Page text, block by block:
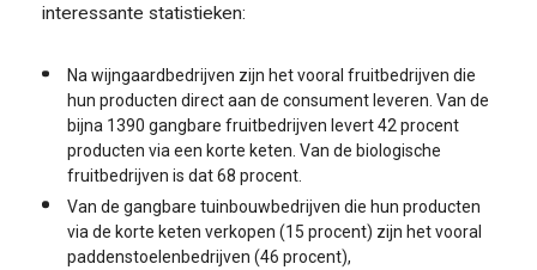
interessante statistieken:
Na wijngaardbedrijven zijn het vooral fruitbedrijven die
hun producten direct aan de consument leveren. Van de
bijna 1390 gangbare fruitbedrijven levert 42 procent
producten via een korte keten. Van de biologische
fruitbedrijven is dat 68 procent.
Van de gangbare tuinbouwbedrijven die hun producten
via de korte keten verkopen (15 procent) zijn het vooral
paddenstoelenbedrijven (46 procent),